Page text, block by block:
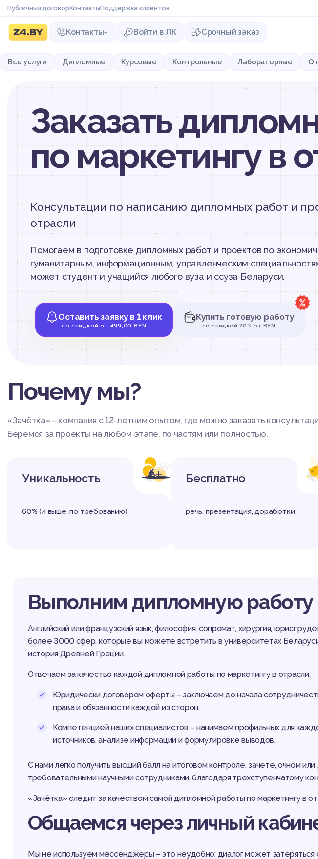
Публичный договорКонтактыПоддержка клиентов
Контакты Войти в ЛК Срочный заказ
Все услуги Дипломные Курсовые Контрольные Лабораторные
Заказать
по маркетингу в
Консультации по написанию дипломных работ и
отрасли
Помогаем в подготовке дипломных работ и проектов по
гуманитарным, информационным, управленческим
может студент и учащийся любого вуза и ссуза Беларуси.
Оставить заявку в 1 клик
со скидкой от 499,00 BYN
Купить готовую работу
со скидкой 20% от BYN
Почему мы?
«Зачётка» – компания с 12-летним опытом, где можно заказать
Беремся за проекты на любом этапе, по частям или полностью.
+
Уникальность
60% (и выше, по требованию)
Бесплатно
речь, презентация, доработки
Выполним дипломную работу
Английский или французский язык, философия, сопромат, хирургия,
более 3000 сфер, которые вы можете встретить в университетах
история Древней Греции.
Отвечаем за качество каждой дипломной работы по маркетингу в отрасли:
Юридически договором оферты – заключаем до начала
права и обязанности каждой из сторон.
Компетенцией наших специалистов – нанимаем профильных для
источников, анализе информации и формулировке выводов.
С нами легко получить высший балл на итоговом контроле, зачете, очном
требовательными научными сотрудниками, благодаря трехступенчатому
«Зачётка» следит за качеством самой дипломной работы по маркетингу в
Общаемся через личный
Мы не используем мессенджеры – это неудобно: диалог может затеряться